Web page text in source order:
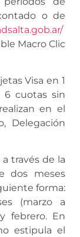
o de
Macro Clic
Visa en 1
6 cuotas sin
en el
Delegación
través de la
dos meses
forma:
(marzo a
febrero. En
estipula el